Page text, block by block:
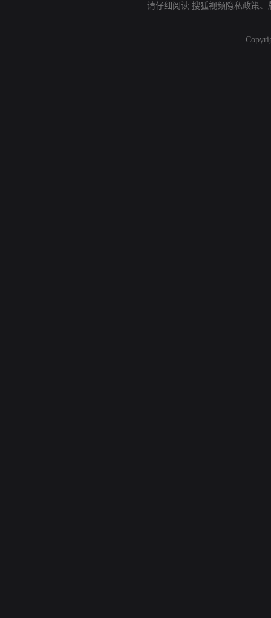
请仔细阅读 搜狐视频隐私政策、